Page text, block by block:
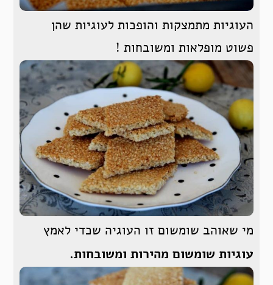
העוגיות מתמצקות והופכות לעוגיות שהן
פשוט מופלאות ומשובחות !
מי שאוהב שומשום זו העוגיה שכדי לאמץ
עוגיות שומשום מהירות ומשובחות.